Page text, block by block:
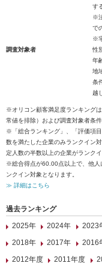
す
※
で
※
調査対象者
性
年
地
条
越
※オリコン顧客満足度ランキング
常値を排除）および調査対象者条
※「総合ランキング」、「評価項
数を満たした企業のみランクイン
定人数の半数以上の企業がランクイ
※総合得点が60.00点以上で、他人
ンクイン対象となります。
≫ 詳細はこちら
過去ランキング
2025年
2024年 2023
2018年
2017年 2016
2012年度
2011年度